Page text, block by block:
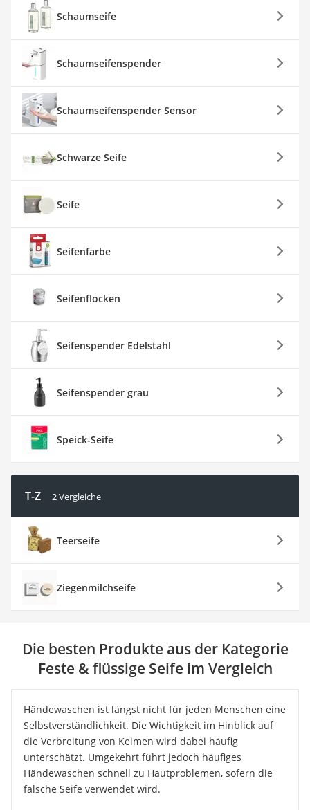
Schaumseife
Schaumseifenspender
Schaumseifenspender Sensor
Schwarze Seife
Seife
Seifenfarbe
Seifenflocken
Seifenspender Edelstahl
Seifenspender grau
Speick-Seife
T-Z 2 Vergleiche
Teerseife
Ziegenmilchseife
Die besten Produkte aus der Kategorie
Feste & flüssige Seife im Vergleich
Händewaschen ist längst nicht für jeden Menschen eine
Selbstverständlichkeit. Die Wichtigkeit im Hinblick auf
die Verbreitung von Keimen wird dabei häufig
unterschätzt. Umgekehrt führt jedoch häufiges
Händewaschen schnell zu Hautproblemen, sofern die
falsche Seife verwendet wird.